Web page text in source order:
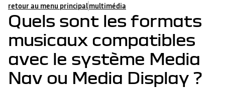
retour au menu principalmultimédia
Quels sont les formats
musicaux compatibles
avec le système Media
Nav ou Media Display ?